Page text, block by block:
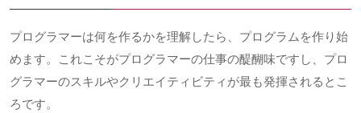
プログラマーは何を作るかを理解したら、プログラムを作り始
めます。これこそがプログラマーの仕事の醍醐味ですし、プロ
グラマーのスキルやクリエイティビティが最も発揮されるとこ
ろです。